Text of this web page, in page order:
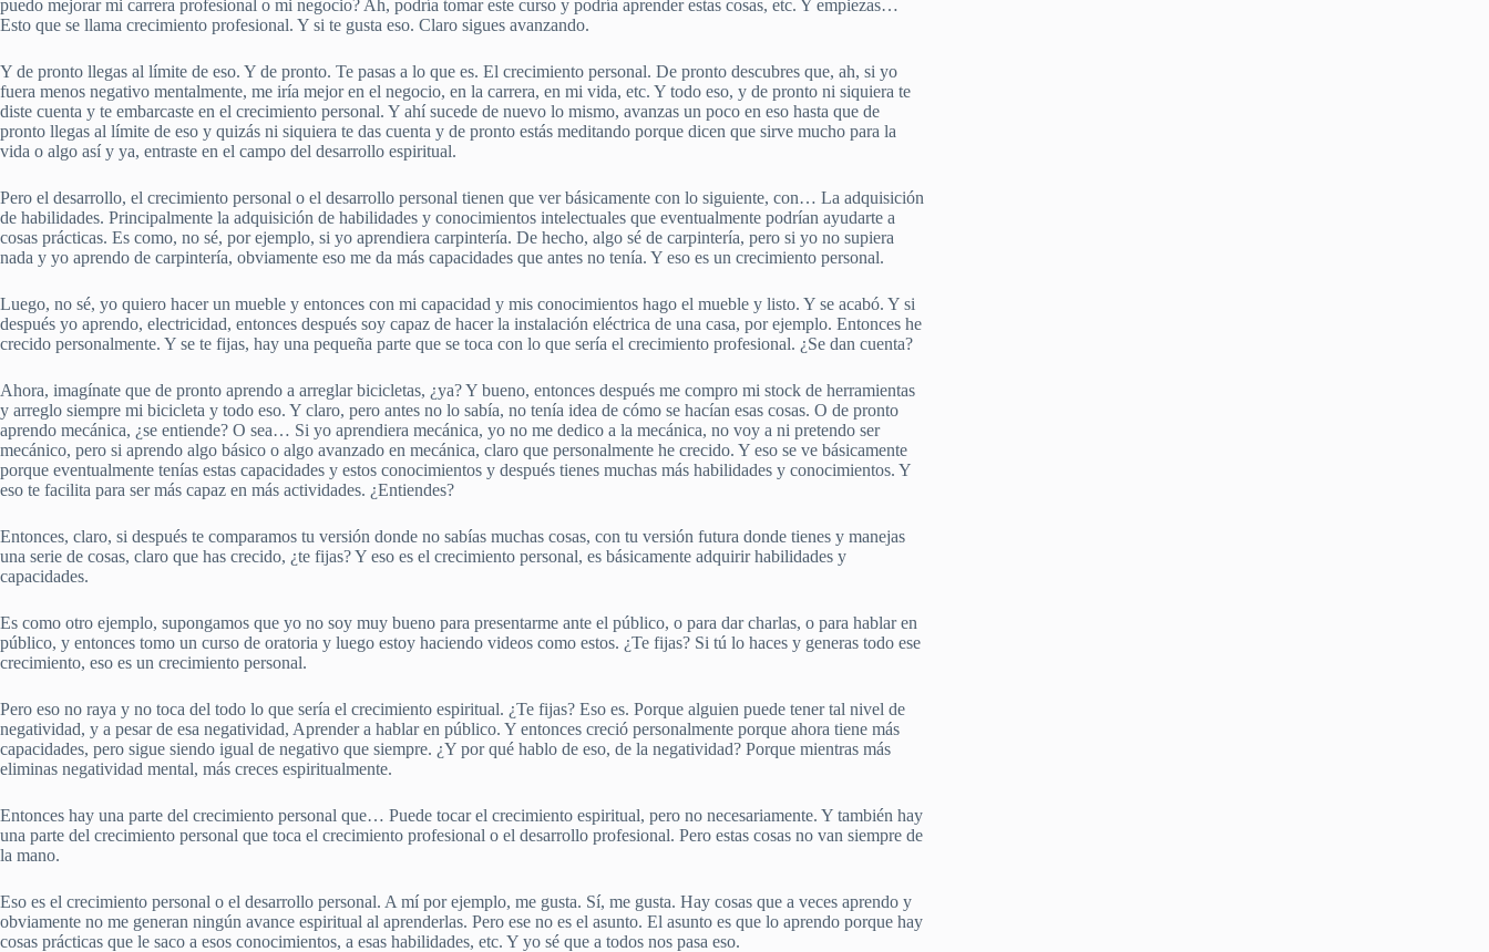
puedo mejorar mi carrera profesional o mi negocio? Ah, podría tomar este curso y podría aprender estas cosas, etc. Y empiezas…
Esto que se llama crecimiento profesional. Y si te gusta eso. Claro sigues avanzando.
Y de pronto llegas al límite de eso. Y de pronto. Te pasas a lo que es. El crecimiento personal. De pronto descubres que, ah, si yo
fuera menos negativo mentalmente, me iría mejor en el negocio, en la carrera, en mi vida, etc. Y todo eso, y de pronto ni siquiera te
diste cuenta y te embarcaste en el crecimiento personal. Y ahí sucede de nuevo lo mismo, avanzas un poco en eso hasta que de
pronto llegas al límite de eso y quizás ni siquiera te das cuenta y de pronto estás meditando porque dicen que sirve mucho para la
vida o algo así y ya, entraste en el campo del desarrollo espiritual.
Pero el desarrollo, el crecimiento personal o el desarrollo personal tienen que ver básicamente con lo siguiente, con… La adquisición
de habilidades. Principalmente la adquisición de habilidades y conocimientos intelectuales que eventualmente podrían ayudarte a
cosas prácticas. Es como, no sé, por ejemplo, si yo aprendiera carpintería. De hecho, algo sé de carpintería, pero si yo no supiera
nada y yo aprendo de carpintería, obviamente eso me da más capacidades que antes no tenía. Y eso es un crecimiento personal.
Luego, no sé, yo quiero hacer un mueble y entonces con mi capacidad y mis conocimientos hago el mueble y listo. Y se acabó. Y si
después yo aprendo, electricidad, entonces después soy capaz de hacer la instalación eléctrica de una casa, por ejemplo. Entonces he
crecido personalmente. Y se te fijas, hay una pequeña parte que se toca con lo que sería el crecimiento profesional. ¿Se dan cuenta?
Ahora, imagínate que de pronto aprendo a arreglar bicicletas, ¿ya? Y bueno, entonces después me compro mi stock de herramientas
y arreglo siempre mi bicicleta y todo eso. Y claro, pero antes no lo sabía, no tenía idea de cómo se hacían esas cosas. O de pronto
aprendo mecánica, ¿se entiende? O sea… Si yo aprendiera mecánica, yo no me dedico a la mecánica, no voy a ni pretendo ser
mecánico, pero si aprendo algo básico o algo avanzado en mecánica, claro que personalmente he crecido. Y eso se ve básicamente
porque eventualmente tenías estas capacidades y estos conocimientos y después tienes muchas más habilidades y conocimientos. Y
eso te facilita para ser más capaz en más actividades. ¿Entiendes?
Entonces, claro, si después te comparamos tu versión donde no sabías muchas cosas, con tu versión futura donde tienes y manejas
una serie de cosas, claro que has crecido, ¿te fijas? Y eso es el crecimiento personal, es básicamente adquirir habilidades y
capacidades.
Es como otro ejemplo, supongamos que yo no soy muy bueno para presentarme ante el público, o para dar charlas, o para hablar en
público, y entonces tomo un curso de oratoria y luego estoy haciendo videos como estos. ¿Te fijas? Si tú lo haces y generas todo ese
crecimiento, eso es un crecimiento personal.
Pero eso no raya y no toca del todo lo que sería el crecimiento espiritual. ¿Te fijas? Eso es. Porque alguien puede tener tal nivel de
negatividad, y a pesar de esa negatividad, Aprender a hablar en público. Y entonces creció personalmente porque ahora tiene más
capacidades, pero sigue siendo igual de negativo que siempre. ¿Y por qué hablo de eso, de la negatividad? Porque mientras más
eliminas negatividad mental, más creces espiritualmente.
Entonces hay una parte del crecimiento personal que… Puede tocar el crecimiento espiritual, pero no necesariamente. Y también hay
una parte del crecimiento personal que toca el crecimiento profesional o el desarrollo profesional. Pero estas cosas no van siempre de
la mano.
Eso es el crecimiento personal o el desarrollo personal. A mí por ejemplo, me gusta. Sí, me gusta. Hay cosas que a veces aprendo y
obviamente no me generan ningún avance espiritual al aprenderlas. Pero ese no es el asunto. El asunto es que lo aprendo porque hay
cosas prácticas que le saco a esos conocimientos, a esas habilidades, etc. Y yo sé que a todos nos pasa eso.